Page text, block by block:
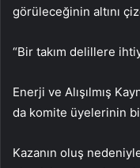
görüleceğinin altını
“Bir takım delillere
Enerji ve Alışılmış
da komite üyelerinin
Kazanın oluş